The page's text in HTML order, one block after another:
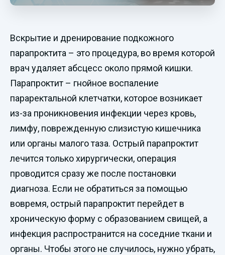
Вскрытие и дренирование подкожного
парапроктита – это процедура, во время которой
врач удаляет абсцесс около прямой кишки.
Парапроктит – гнойное воспаление
параректальной клетчатки, которое возникает
из-за проникновения инфекции через кровь,
лимфу, поврежденную слизистую кишечника
или органы малого таза. Острый парапроктит
лечится только хирургически, операция
проводится сразу же после постановки
диагноза. Если не обратиться за помощью
вовремя, острый парапроктит перейдет в
хроническую форму с образованием свищей, а
инфекция распространится на соседние ткани и
органы. Чтобы этого не случилось, нужно убрать,